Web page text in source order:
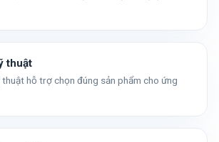
thuật
hỗ trợ chọn đúng sản phẩm cho ứng